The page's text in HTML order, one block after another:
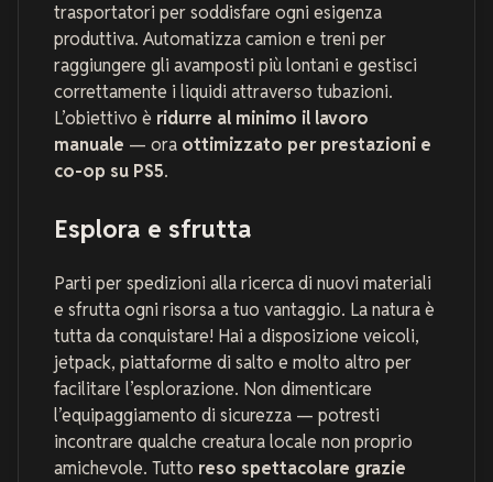
trasportatori per soddisfare ogni esigenza
produttiva. Automatizza camion e treni per
raggiungere gli avamposti più lontani e gestisci
correttamente i liquidi attraverso tubazioni.
L’obiettivo è ridurre al minimo il lavoro
manuale — ora ottimizzato per prestazioni e
co-op su PS5.
Esplora e sfrutta
Parti per spedizioni alla ricerca di nuovi materiali
e sfrutta ogni risorsa a tuo vantaggio. La natura è
tutta da conquistare! Hai a disposizione veicoli,
jetpack, piattaforme di salto e molto altro per
facilitare l’esplorazione. Non dimenticare
l’equipaggiamento di sicurezza — potresti
incontrare qualche creatura locale non proprio
amichevole. Tutto reso spettacolare grazie